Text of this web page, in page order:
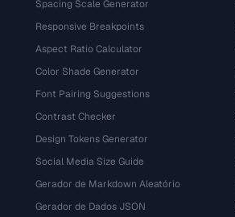
Spacing Scale Generator
Responsive Breakpoints
Aspect Ratio Calculator
Color Shade Generator
Font Pairing Suggestions
Contrast Checker
Design Tokens Generator
Social Media Size Guide
Gerador de Markdown Aleatório
Gerador de Dados JSON